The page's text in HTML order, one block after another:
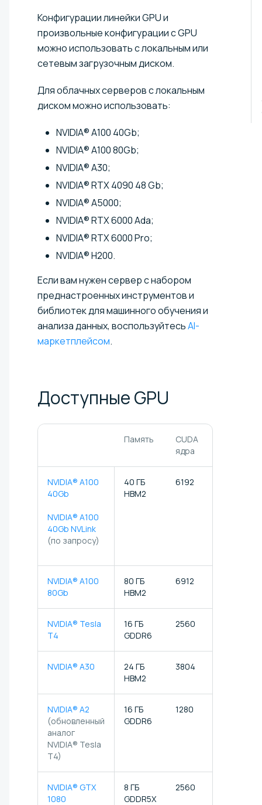
Конфигурации линейки GPU и
произвольные конфигурации с GPU
можно использовать с локальным или
сетевым загрузочным диском.
Для облачных серверов с локальным
диском можно использовать:
NVIDIA® A100 40Gb⁠⁠;
NVIDIA® A100 80Gb⁠;
NVIDIA® A30;
NVIDIA® RTX 4090 48 Gb;
NVIDIA® A5000;
NVIDIA® RTX 6000 Ada;
NVIDIA® RTX 6000 Pro;
NVIDIA® H200.
Если вам нужен сервер с набором
преднастроенных инструментов и
библиотек для машинного обучения и
анализа данных, воспользуйтесьAI-
маркетплейсом.
ДоступныеGPU
Память
CUDA
ядра
NVIDIA® A100
40Gb
NVIDIA® A100
40Gb NVLink
(по запросу)
40 ГБ
HBM2
6192
NVIDIA® A100
80Gb
80 ГБ
HBM2
6912
NVIDIA® Tesla
T4
16 ГБ
GDDR6
2560
NVIDIA® A30
24 ГБ
HBM2
3804
NVIDIA® A2
(обновленный
аналог
NVIDIA® Tesla
T4)
16 ГБ
GDDR6
1280
NVIDIA® GTX
1080
8 ГБ
GDDR5X
2560